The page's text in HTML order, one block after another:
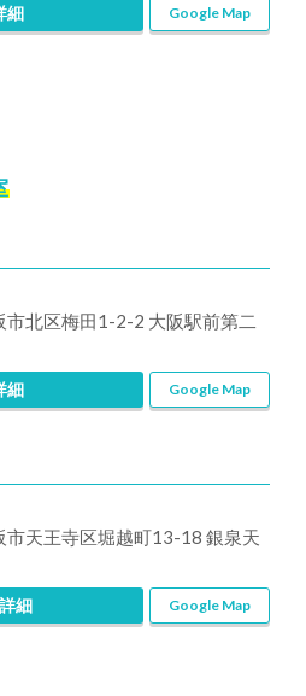
細 Google Map
北区梅田1-2-2 大阪駅前第二
細 Google Map
天王寺区堀越町13-18 銀泉天
細 Google Map